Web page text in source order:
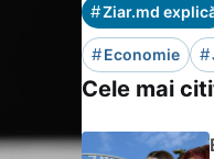
#Ziar.md
#Economie #
Cele mai